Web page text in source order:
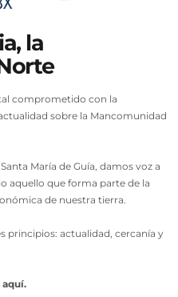
la
comprometido con la
sobre la Mancomunidad
María de Guía, damos voz a
aquello que forma parte de la
de nuestra tierra.
principios: actualidad, cercanía y
aquí.